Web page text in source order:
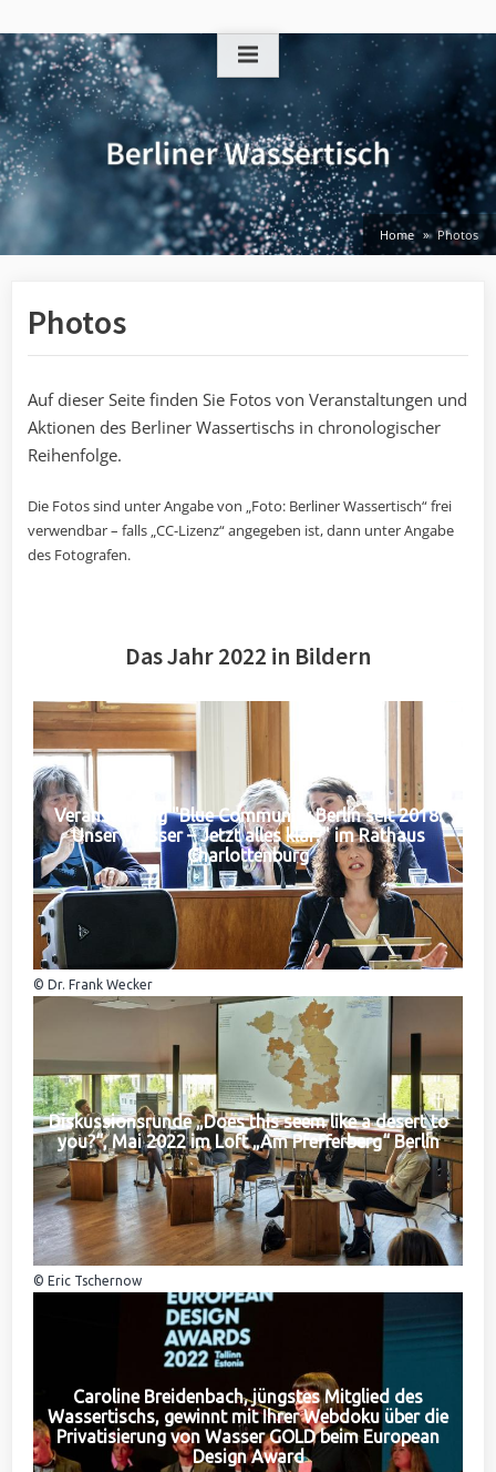
to
content
Home Photos
Photos
Auf dieser Seite finden Sie Fotos von Veranstaltungen und
Aktionen des Berliner Wassertischs in chronologischer
Reihenfolge.
Die Fotos sind unter Angabe von „Foto: Berliner Wassertisch“ frei
verwendbar – falls „CC-Lizenz“ angegeben ist, dann unter Angabe
des Fotografen.
Das Jahr 2022 in Bildern
Veranstaltung "Blue Community Berlin seit 2018:
Unser Wasser – Jetzt alles klar?" im Rathaus
Charlottenburg
© Dr. Frank Wecker
Diskussionsrunde „Does this seem like a desert to
you?“, Mai 2022 im Loft „Am Pfefferberg“ Berlin
© Eric Tschernow
Caroline Breidenbach, jüngstes Mitglied des
Wassertischs, gewinnt mit Ihrer Webdoku über die
Privatisierung von Wasser GOLD beim European
Design Award